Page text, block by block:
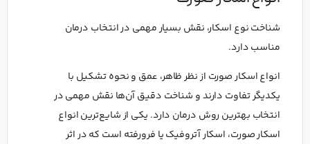
شناخت نوع اسکار، نقش بسیار مهمی در انتخاب درمان
مناسب دارد.
انواع اسکار صورت از نظر ظاهر، عمق و نحوه تشکیل با
یکدیگر تفاوت دارند و شناخت دقیق آن‌ها نقش مهمی در
انتخاب بهترین روش درمان دارد. یکی از شایع‌ترین انواع
اسکار صورت، اسکار آتروفیک یا فرورفته است که در اثر